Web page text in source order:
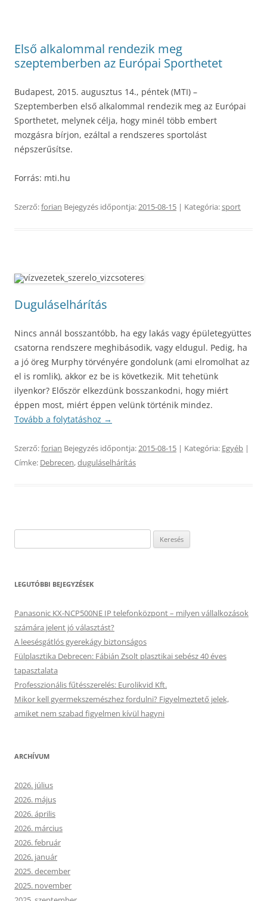
Első alkalommal rendezik meg
szeptemberben az Európai Sporthetet
Budapest, 2015. augusztus 14., péntek (MTI) –
Szeptemberben első alkalommal rendezik meg az Európai
Sporthetet, melynek célja, hogy minél több embert
mozgásra bírjon, ezáltal a rendszeres sportolást
népszerűsítse.
Forrás: mti.hu
Szerző:forian Bejegyzés időpontja:2015-08-15 | Kategória:sport
Duguláselhárítás
Nincs annál bosszantóbb, ha egy lakás vagy épületegyüttes
csatorna rendszere meghibásodik, vagy eldugul. Pedig, ha
a jó öreg Murphy törvényére gondolunk (ami elromolhat az
el is romlik), akkor ez be is következik. Mit tehetünk
ilyenkor? Először elkezdünk bosszankodni, hogy miért
éppen most, miért éppen velünk történik mindez.
Tovább a folytatáshoz →
Szerző:forian Bejegyzés időpontja:2015-08-15 | Kategória: Egyéb |
Címke: Debrecen,duguláselhárítás
LEGUTÓBBI BEJEGYZÉSEK
Panasonic KX-NCP500NE IP telefonközpont – milyen vállalkozások
számára jelent jó választást?
A leesésgátlós gyerekágy biztonságos
Fülplasztika Debrecen: Fábián Zsolt plasztikai sebész 40 éves
tapasztalata
Professzionális fűtésszerelés: Eurolikvid Kft.
Mikor kell gyermekszemészhez fordulni? Figyelmeztető jelek,
amiket nem szabad figyelmen kívül hagyni
ARCHÍVUM
2026. július
2026. május
2026. április
2026. március
2026. február
2026. január
2025. december
2025. november